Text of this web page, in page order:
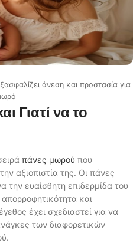
άνεση και προστασία για
Γιατί να το
πάνες μωρού που
αξιοπιστία της. Οι πάνες
την ευαίσθητη επιδερμίδα του
και
έχει σχεδιαστεί για να
των διαφορετικών